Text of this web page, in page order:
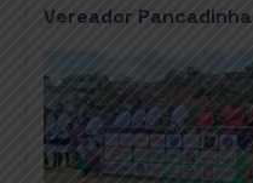
Vereador